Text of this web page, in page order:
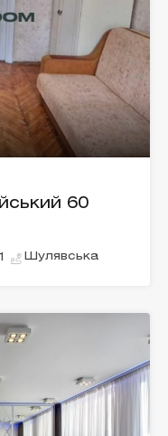
60
Шулявська